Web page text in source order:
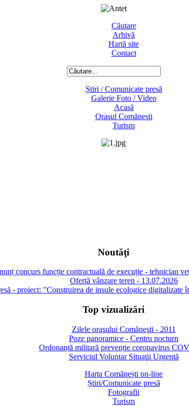
Căutare
Arhivă
Hartă site
Contact
Știri / Comunicate presă
Galerie Foto / Video
Acasă
Oraşul Comăneşti
Turism
Noutăţi
concurs funcție contractuală de execuție - tehnician
Ofertă vânzare teren - 13.07.2026
- proiect: "Construirea de insule ecologice digitalizate
Top vizualizări
Zilele oraşului Comăneşti - 2011
Poze panoramice - Centru nocturn
Ordonanță militară prevenție coronavirus
Serviciul Voluntar Situaţii Urgenţă
Harta Comănești on-line
Știri/Comunicate presă
Fotografii
Turism